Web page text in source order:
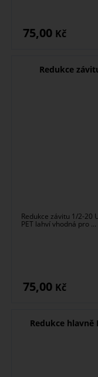
75,00 Kč
Redukce
Redukce závitu 1/2-20
PET lahví vhodná pro ...
75,00 Kč
Redukce hlavně